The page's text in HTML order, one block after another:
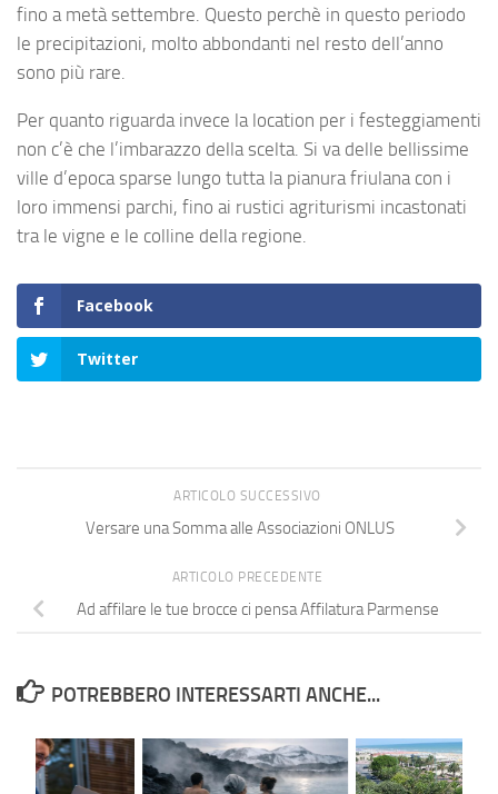
fino a metà settembre. Questo perchè in questo periodo
le precipitazioni, molto abbondanti nel resto dell’anno
sono più rare.
Per quanto riguarda invece la location per i festeggiamenti
non c’è che l’imbarazzo della scelta. Si va delle bellissime
ville d’epoca sparse lungo tutta la pianura friulana con i
loro immensi parchi, fino ai rustici agriturismi incastonati
tra le vigne e le colline della regione.
Facebook
Twitter
ARTICOLO SUCCESSIVO
Versare una Somma alle Associazioni ONLUS
ARTICOLO PRECEDENTE
Ad affilare le tue brocce ci pensa Affilatura Parmense
POTREBBERO INTERESSARTI ANCHE...